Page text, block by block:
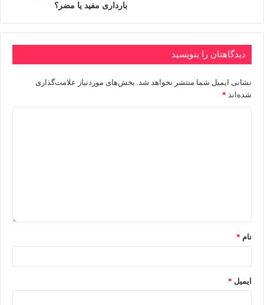
بارداری مفید یا مضر؟
دیدگاهتان را بنویسید
نشانی ایمیل شما منتشر نخواهد شد. بخش‌های موردنیاز علامت‌گذاری
شده‌اند *
نام *
ایمیل *